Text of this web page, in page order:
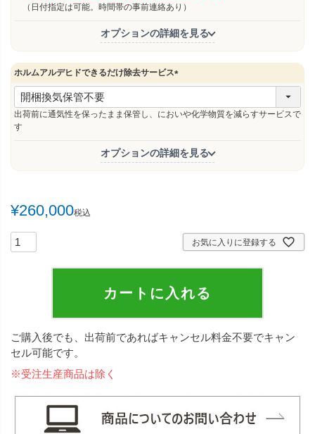
（日付指定は可能。時間帯の事前連絡あり）
オプションの詳細を見る
ホルムアルデヒドできるだけ除去サービス
(
須
出荷前に通気性を保ったまま保管し、においや化学物質を減らすサービスで
す
オプションの詳細を見る
¥260,000税込
お気に入りに登録する
カートに入れる
ご購入後でも、出荷前であればキャンセル料金不要でキャン
セル可能です。
※受注生産商品は除く